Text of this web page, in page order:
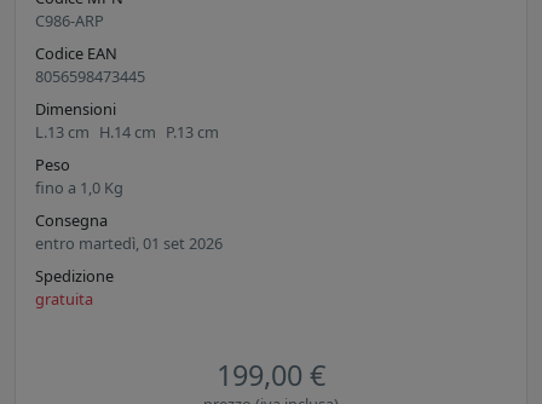
C986-ARP
Codice EAN
8056598473445
Dimensioni
L.13 cm H.14 cm P.13 cm
Peso
fino a 1,0 Kg
Consegna
entro martedì, 01 set 2026
Spedizione
gratuita
199,00 €